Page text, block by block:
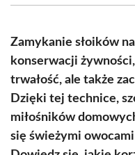
(Twitter)
Zamykanie słoików
konserwacji
trwałość, ale także
Dzięki tej technice,
miłośników
się świeżymi